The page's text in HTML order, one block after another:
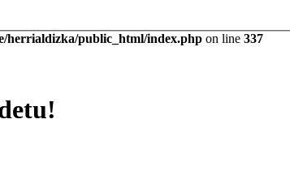
herrialdizka/public_html/index.php on line 337